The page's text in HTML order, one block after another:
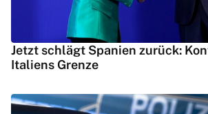
Jetzt schlägt Spanien zurück:
Italiens Grenze